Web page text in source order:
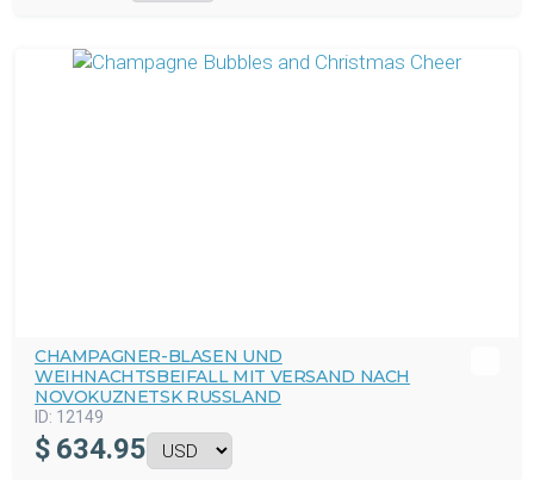
CHAMPAGNER-BLASEN UND
WEIHNACHTSBEIFALL MIT VERSAND NACH
NOVOKUZNETSK RUSSLAND
ID: 12149
$ 634.95